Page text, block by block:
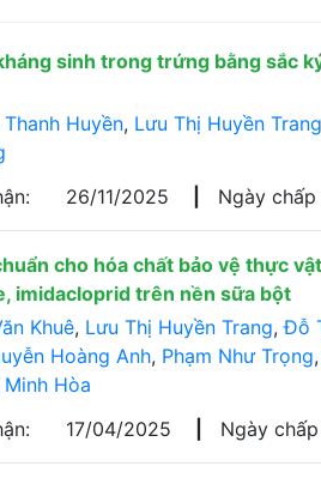
sinh trong trứng bằng sắc
Thanh Huyền, Lưu Thị Huyền Trang
26/11/2025 Ngày chấp
cho hóa chất bảo vệ thực
imidacloprid trên nền sữa bột
Khuê, Lưu Thị Huyền Trang,Đỗ
Hoàng Anh, Phạm Như Trọng,
Hòa
17/04/2025 Ngày